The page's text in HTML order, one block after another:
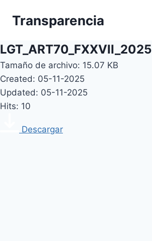
Transparencia
LGT_ART70_FXXVII_2025
Tamaño de archivo: 15.07 KB
Created: 05-11-2025
Updated: 05-11-2025
Hits: 10
Descargar